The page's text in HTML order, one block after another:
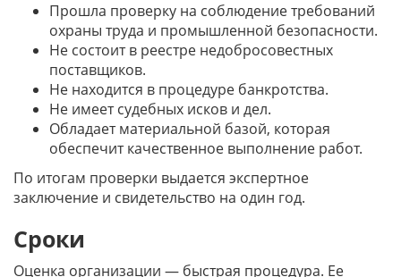
Прошла проверку на соблюдение требований
охраны труда и промышленной безопасности.
Не состоит в реестре недобросовестных
поставщиков.
Не находится в процедуре банкротства.
Не имеет судебных исков и дел.
Обладает материальной базой, которая
обеспечит качественное выполнение работ.
По итогам проверки выдается экспертное
заключение и свидетельство на один год.
Сроки
Оценка организации — быстрая процедура. Ее